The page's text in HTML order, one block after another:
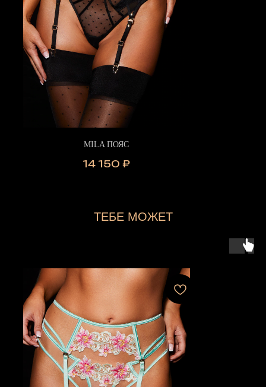
MILA ПОЯС
14 150 ₽
ТЕБЕ МОЖЕТ